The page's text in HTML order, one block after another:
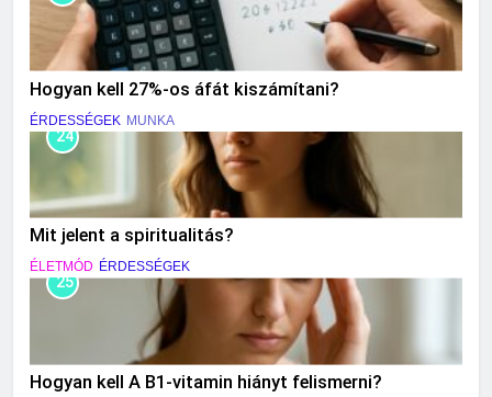
Hogyan kell 27%-os áfát kiszámítani?
ÉRDESSÉGEK MUNKA
24
Mit jelent a spiritualitás?
ÉLETMÓD ÉRDESSÉGEK
25
Hogyan kell A B1-vitamin hiányt felismerni?